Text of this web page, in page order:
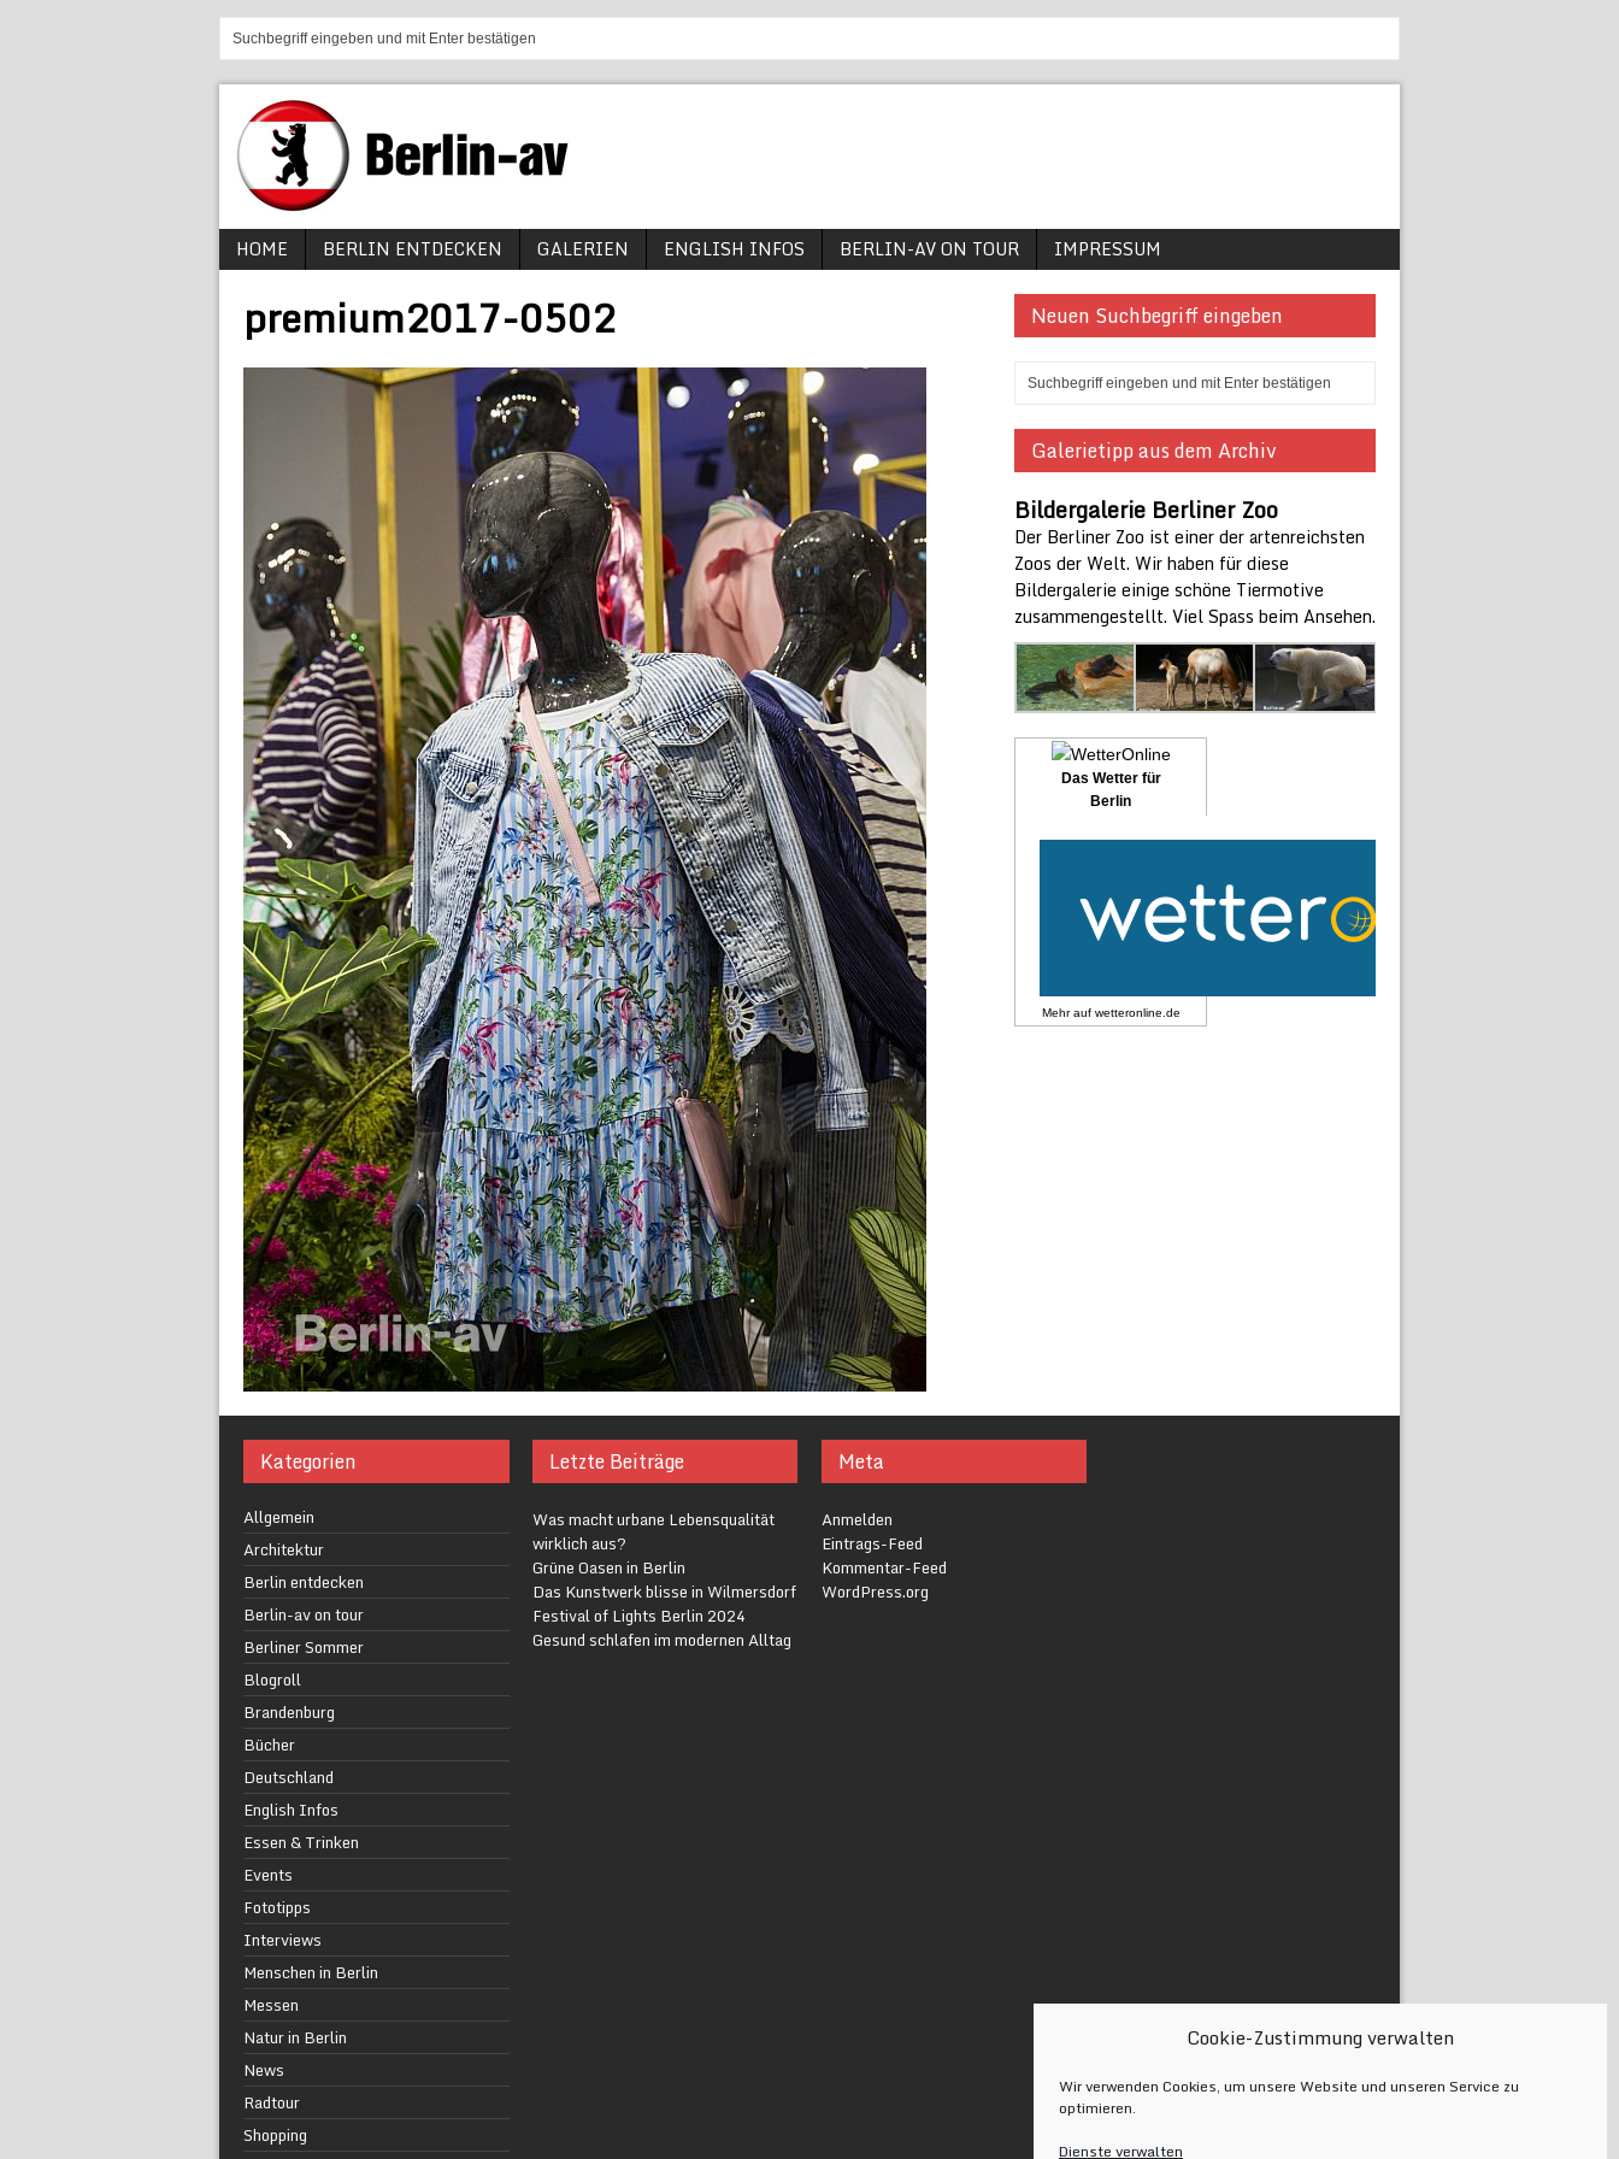
Cookie-Zustimmung verwalten
Wir verwenden Cookies, um unsere Website und unseren Service zu
optimieren.
Dienste verwalten
HOME BERLIN ENTDECKEN GALERIEN ENGLISH INFOS BERLIN-AV ON TOUR IMPRESSUM
premium2017-0502 Neuen Suchbegriff eingeben
Galerietipp aus dem Archiv
Bildergalerie Berliner Zoo
Der Berliner Zoo ist einer der artenreichsten
Zoos der Welt. Wir haben für diese
Bildergalerie einige schöne Tiermotive
zusammengestellt. Viel Spass beim Ansehen.
Das Wetter für
Berlin
Mehr auf wetteronline.de
Kategorien
Allgemein
Architektur
Berlin entdecken
Berlin-av on tour
Berliner Sommer
Blogroll
Brandenburg
Bücher
Deutschland
English Infos
Essen & Trinken
Events
Fototipps
Interviews
Menschen in Berlin
Messen
Natur in Berlin
News
Radtour
Shopping
Letzte Beiträge
Was macht urbane Lebensqualität
wirklich aus?
Grüne Oasen in Berlin
Das Kunstwerk blisse in Wilmersdorf
Festival of Lights Berlin 2024
Gesund schlafen im modernen Alltag
Meta
Anmelden
Eintrags-Feed
Kommentar-Feed
WordPress.org